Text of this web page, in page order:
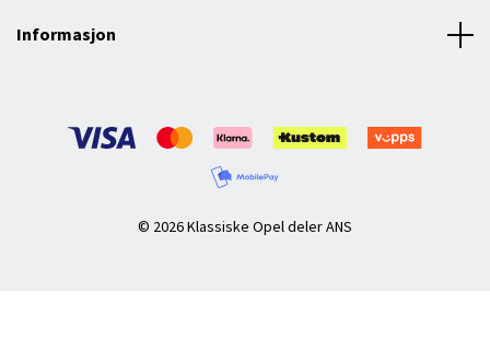
Informasjon
© 2026 Klassiske Opel deler ANS